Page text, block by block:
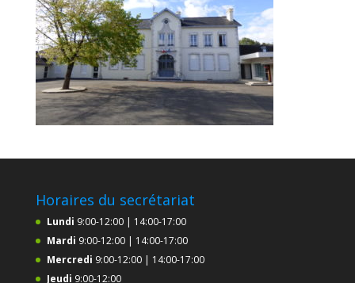
Horaires du secrétariat
Lundi 9:00-12:00 | 14:00-17:00
Mardi 9:00-12:00 | 14:00-17:00
Mercredi 9:00-12:00 | 14:00-17:00
Jeudi 9:00-12:00